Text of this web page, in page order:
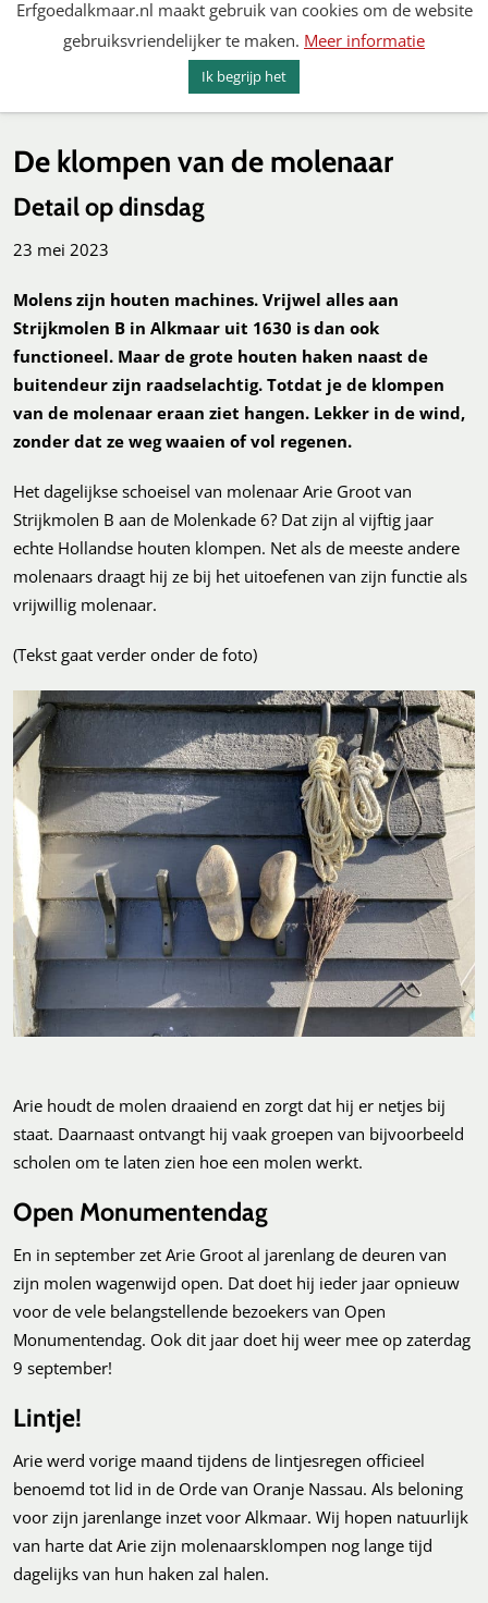
Spring
Erfgoedalkmaar.nl maakt gebruik van cookies om de website
gebruiksvriendelijker te maken. Meer informatie
Ik begrijp het
De klompen van de molenaar
Detail op dinsdag
23 mei 2023
Molens zijn houten machines. Vrijwel alles aan
Strijkmolen B in Alkmaar uit 1630 is dan ook
functioneel. Maar de grote houten haken naast de
buitendeur zijn raadselachtig. Totdat je de klompen
van de molenaar eraan ziet hangen. Lekker in de wind,
zonder dat ze weg waaien of vol regenen.
Het dagelijkse schoeisel van molenaar Arie Groot van
Strijkmolen B aan de Molenkade 6? Dat zijn al vijftig jaar
echte Hollandse houten klompen. Net als de meeste andere
molenaars draagt hij ze bij het uitoefenen van zijn functie als
vrijwillig molenaar.
(Tekst gaat verder onder de foto)
Arie houdt de molen draaiend en zorgt dat hij er netjes bij
staat. Daarnaast ontvangt hij vaak groepen van bijvoorbeeld
scholen om te laten zien hoe een molen werkt.
Open Monumentendag
En in september zet Arie Groot al jarenlang de deuren van
zijn molen wagenwijd open. Dat doet hij ieder jaar opnieuw
voor de vele belangstellende bezoekers van Open
Monumentendag. Ook dit jaar doet hij weer mee op zaterdag
9 september!
Lintje!
Arie werd vorige maand tijdens de lintjesregen officieel
benoemd tot lid in de Orde van Oranje Nassau. Als beloning
voor zijn jarenlange inzet voor Alkmaar. Wij hopen natuurlijk
van harte dat Arie zijn molenaarsklompen nog lange tijd
dagelijks van hun haken zal halen.